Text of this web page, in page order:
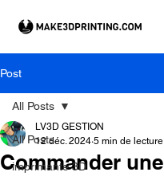
Post
All Posts
imprimante 3D
All Posts
Commander une
LV3D GESTION
12 déc. 2024 5 min de lecture